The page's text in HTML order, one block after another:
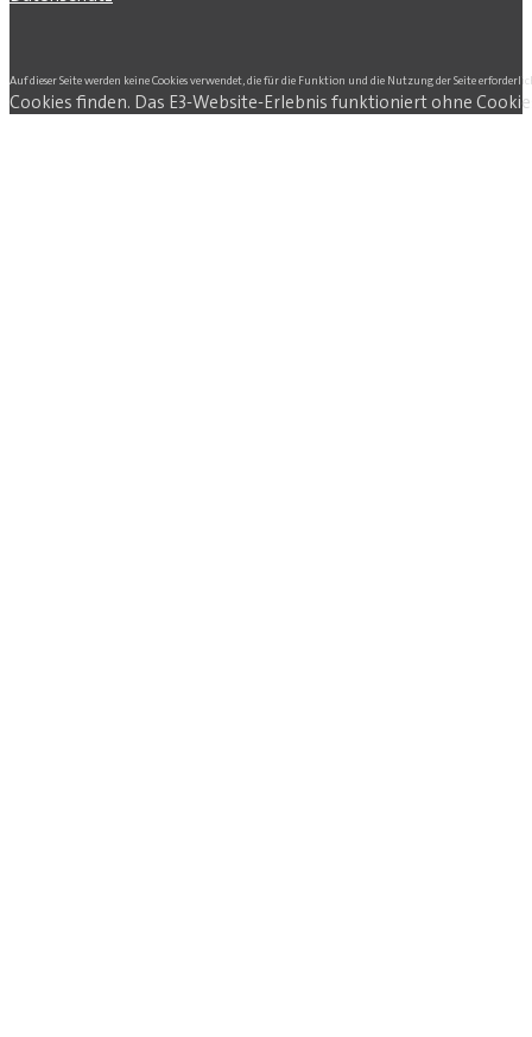
Auf dieser Seite werden keine Cookies verwendet, die für die Funktion und die Nutzung der Seite
Cookies finden. Das E3-Website-Erlebnis funktioniert ohne